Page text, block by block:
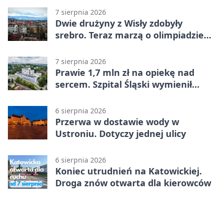
7 sierpnia 2026
Dwie drużyny z Wisły zdobyły
srebro. Teraz marzą o olimpiadzie
7 sierpnia 2026
Prawie 1,7 mln zł na opiekę nad
sercem. Szpital Śląski wymienił
6 sierpnia 2026
Przerwa w dostawie wody w
Ustroniu. Dotyczy jednej ulicy
6 sierpnia 2026
Koniec utrudnień na Katowickiej.
Droga znów otwarta dla kierowców